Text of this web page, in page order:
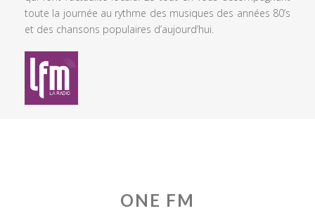
toute la journée au rythme des musiques des années 80’s
et des chansons populaires d’aujourd’hui.
ONE FM